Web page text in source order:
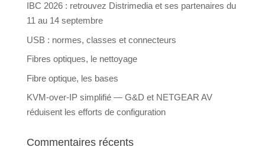
IBC 2026 : retrouvez Distrimedia et ses partenaires du
11 au 14 septembre
USB : normes, classes et connecteurs
Fibres optiques, le nettoyage
Fibre optique, les bases
KVM-over-IP simplifié — G&D et NETGEAR AV
réduisent les efforts de configuration
Commentaires récents